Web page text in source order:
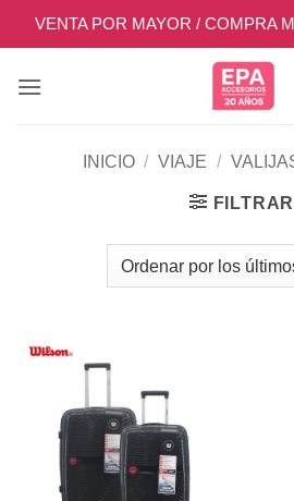
VENTA POR MAYOR / COMPRA
INICIO / VIAJE /
FILTRAR